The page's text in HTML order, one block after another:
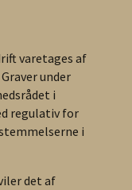
varetages af
under
i
regulativ for
i
det af